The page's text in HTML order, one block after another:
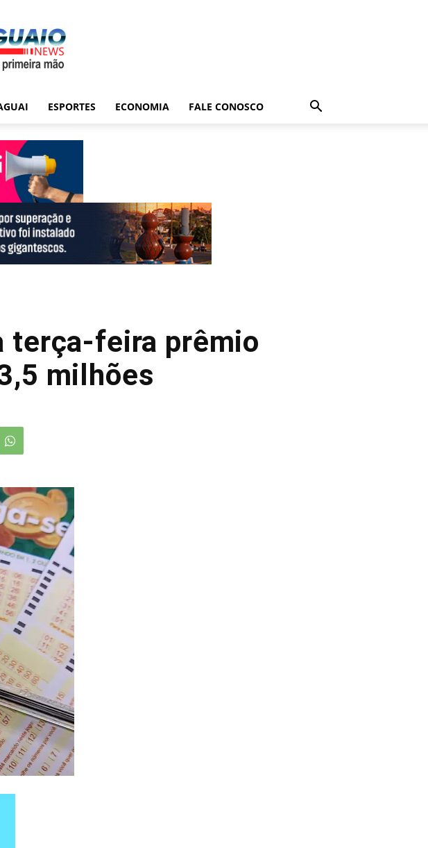
ESPORTES ECONOMIA FALE CONOSCO
terça-feira prêmio
milhões